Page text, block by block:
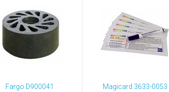
Fargo D900041
Magicard 3633-0053